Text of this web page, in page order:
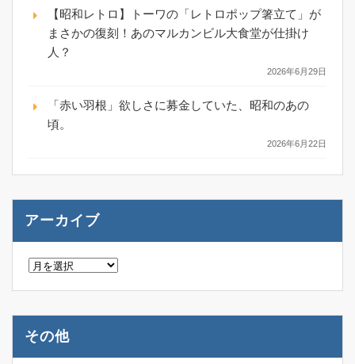
【昭和レトロ】トーワの「レトロポップ箸立て」が
まさかの復刻！あのマルカンビル大食堂が仕掛け
人？
2026年6月29日
「赤い羽根」欲しさに募金していた、昭和のあの
頃。
2026年6月22日
アーカイブ
ア
イ
ブ
その他